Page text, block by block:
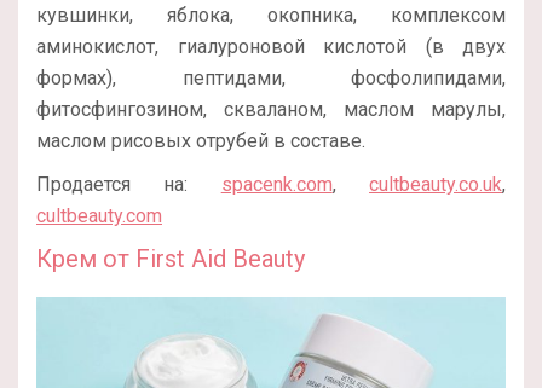
кувшинки, яблока, окопника, комплексом
аминокислот, гиалуроновой кислотой (в двух
формах), пептидами, фосфолипидами,
фитосфингозином, скваланом, маслом марулы,
маслом рисовых отрубей в составе.
Продается на: spacenk.com,cultbeauty.co.uk,
cultbeauty.com
Крем от First Aid Beauty